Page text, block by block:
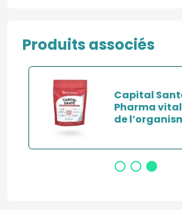
Produits associés
Capital
Pharma
de